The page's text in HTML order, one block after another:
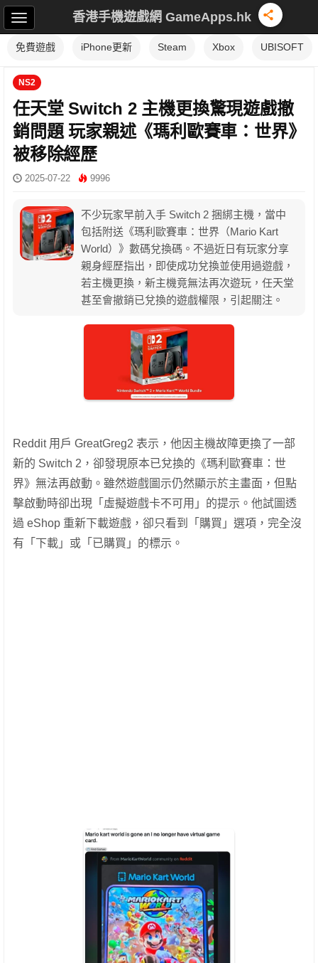
香港手機遊戲網 GameApps.hk
免費遊戲 iPhone更新 Steam Xbox UBISOFT
NS2
任天堂 Switch 2 主機更換驚現遊戲撤
銷問題 玩家親述《瑪利歐賽車：世界》
被移除經歷
2025-07-22 9996
不少玩家早前入手 Switch 2 捆綁主機，當中
包括附送《瑪利歐賽車：世界（Mario Kart
World）》數碼兌換碼。不過近日有玩家分享
親身經歷指出，即使成功兌換並使用過遊戲，
若主機更換，新主機竟無法再次遊玩，任天堂
甚至會撤銷已兌換的遊戲權限，引起關注。
Reddit 用戶 GreatGreg2 表示，他因主機故障更換了一部
新的 Switch 2，卻發現原本已兌換的《瑪利歐賽車：世
界》無法再啟動。雖然遊戲圖示仍然顯示於主畫面，但點
擊啟動時卻出現「虛擬遊戲卡不可用」的提示。他試圖透
過 eShop 重新下載遊戲，卻只看到「購買」選項，完全沒
有「下載」或「已購買」的標示。